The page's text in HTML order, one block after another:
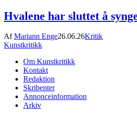
Hvalene har sluttet å
AfMariann Enge26.06.26Kritik
Kunstkritikk
Om Kunstkritikk
Kontakt
Redaktion
Skribenter
Annonceinformation
Arkiv